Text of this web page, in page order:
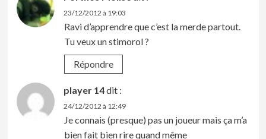
23/12/2012 à 19:03
Ravi d’apprendre que c’est la merde partout.
Tu veux un stimorol ?
Répondre
player 14dit :
24/12/2012 à 12:49
Je connais (presque) pas un joueur mais ça m’a
bien fait bien rire quand même